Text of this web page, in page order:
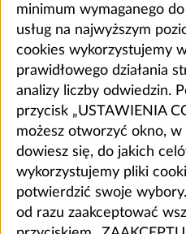
minimum wymaganego
usług na najwyższym
cookies wykorzystujemy
prawidłowego działania
analizy liczby odwiedzin.
przycisk „USTAWIENIA
możesz otworzyć okno,
dowiesz się, do jakich
wykorzystujemy pliki
potwierdzić swoje
od razu zaakceptować